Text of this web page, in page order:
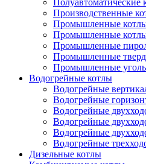
Полуавтоматические
Производственные
Промышленные котлы
Промышленные
Промышленные
Промышленные
Промышленные
Водогрейные котлы
Водогрейные
Водогрейные
Водогрейные
Водогрейные
Водогрейные
Водогрейные
Дизельные котлы